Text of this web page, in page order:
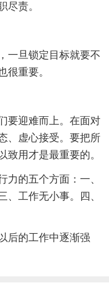
尽责。
一旦锁定目标就要不
很重要。
要迎难而上。在面对
、虚心接受。要把所
致用才是最重要的。
力的五个方面：一、
、工作无小事。四、
后的工作中逐渐强